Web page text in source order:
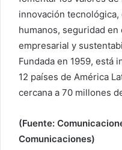
innovación
humanos, seguridad
empresarial y
Fundada en 1959, está
12 países de América
cercana a 70 millones
(Fuente:
Comunicaciones)